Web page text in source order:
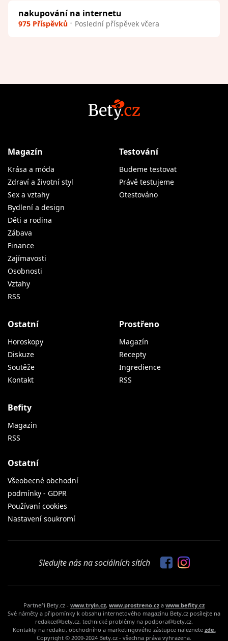
nakupování na internetu
975 Příspěvků Poslední příspěvek včera
Magazín
Krása a móda
Zdraví a životní styl
Sex a vztahy
Bydlení a design
Děti a rodina
Zábava
Finance
Zajímavosti
Osobnosti
Vztahy
RSS
Testování
Budeme testovat
Právě testujeme
Otestováno
Ostatní
Horoskopy
Diskuze
Soutěže
Kontakt
Prostřeno
Magazín
Recepty
Ingredience
RSS
Befity
Magazin
RSS
Ostatní
Všeobecné obchodní
podmínky - GDPR
Používaní cookies
Nastavení soukromí
Sledujte nás na sociálních sítích
Partneři Bety.cz - www.tryin.cz, www.prostreno.cz a www.befity.cz
Své náměty a připomínky k obsahu internetového magazínu Bety.cz posílejte na
redakce@bety.cz, technické problémy na podpora@bety.cz.
Kontakty na redakci, obchodního a marketingového zástupce naleznete zde.
Copyright © 2009-2024 Bety.cz - všechna práva vyhrazena.